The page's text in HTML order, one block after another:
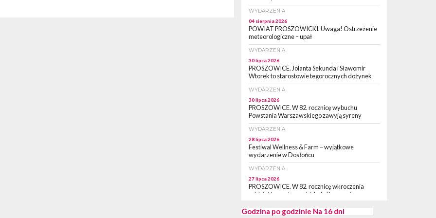
WYDARZENIA
04 sierpnia 2026
POWIAT PROSZOWICKI. Uwaga! Ostrzeżenie
meteorologiczne – upał
WYDARZENIA
30 lipca 2026
PROSZOWICE. Jolanta Sekunda i Sławomir
Wtorek to starostowie tegorocznych dożynek
WYDARZENIA
30 lipca 2026
PROSZOWICE. W 82. rocznicę wybuchu
Powstania Warszawskiego zawyją syreny
WYDARZENIA
28 lipca 2026
Festiwal Wellness & Farm – wyjątkowe
wydarzenie w Dosłońcu
WYDARZENIA
27 lipca 2026
PROSZOWICE. W 82. rocznicę wkroczenia
oddziałów partyzanckich do Proszowic,
Rzeczpospolitej Partyzanckiej 1944” [ZDJĘCIA]
Godzina po godzinie Na 16 dni